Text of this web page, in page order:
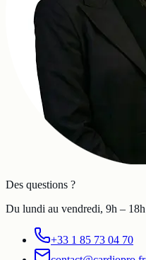
Des questions ?
Du lundi au vendredi, 9h – 18h
+33 1 85 73 04 70